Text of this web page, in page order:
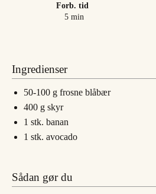
Forb. tid
5minutter
min
Ingredienser
50-100 g frosne blåbær
400 g skyr
1 stk. banan
1 stk. avocado
Sådan gør du